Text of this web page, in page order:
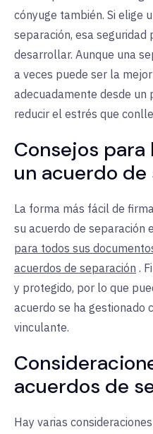
cónyuge también. Si elige
separación, esa seguridad
desarrollar. Aunque una
a veces puede ser la
adecuadamente desde
reducir el estrés que
Consejos
un acuerdo
La forma más fácil de
su acuerdo de separación
para todos sus
acuerdos de separación .
y protegido, por lo que
acuerdo se ha gestionado
vinculante.
acuerdos de
Hay varias